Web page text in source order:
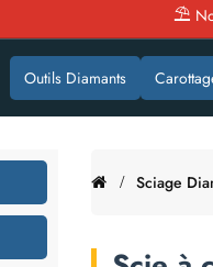
⛱
Outils Diamants
Sciage